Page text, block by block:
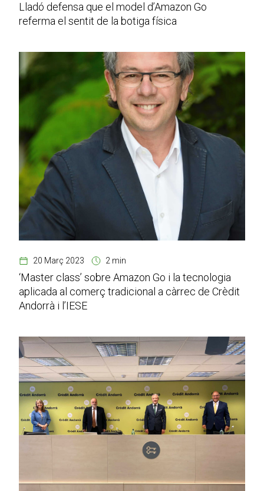
Lladó defensa que el model d’Amazon Go
referma el sentit de la botiga física
20 Març 2023 2 min
‘Master class’ sobre Amazon Go i la tecnologia
aplicada al comerç tradicional a càrrec de Crèdit
Andorrà i l’IESE